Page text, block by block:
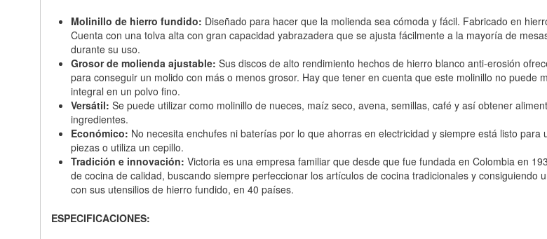
Molinillo de hierro fundido: Diseñado para hacer que la molienda sea cómoda y fácil. Fabricado en
Cuenta con una tolva alta con gran capacidad yabrazadera que se ajusta fácilmente a la mayoría de
durante su uso.
Grosor de molienda ajustable: Sus discos de alto rendimiento hechos de hierro blanco anti-erosión
para conseguir un molido con más o menos grosor. Hay que tener en cuenta que este molinillo no
integral en un polvo fino.
Versátil: Se puede utilizar como molinillo de nueces, maíz seco, avena, semillas, café y así obtener
ingredientes.
Económico: No necesita enchufes ni baterías por lo que ahorras en electricidad y siempre está listo
piezas o utiliza un cepillo.
Tradición e innovación: Victoria es una empresa familiar que desde que fue fundada en Colombia en
de cocina de calidad, buscando siempre perfeccionar los artículos de cocina tradicionales y
con sus utensilios de hierro fundido, en 40 países.
ESPECIFICACIONES: